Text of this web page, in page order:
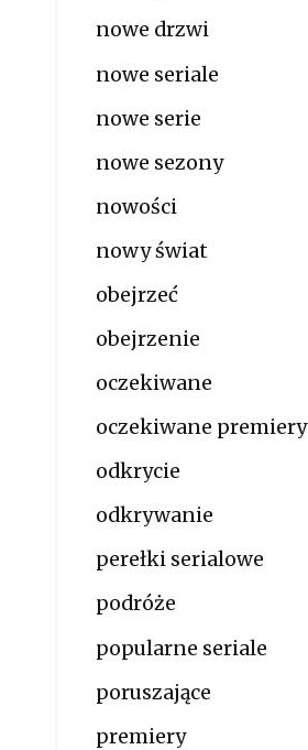
nowe drzwi
nowe seriale
nowe serie
nowe sezony
nowości
nowy świat
obejrzeć
obejrzenie
oczekiwane
oczekiwane premiery
odkrycie
odkrywanie
perełki serialowe
podróże
popularne seriale
poruszające
premiery